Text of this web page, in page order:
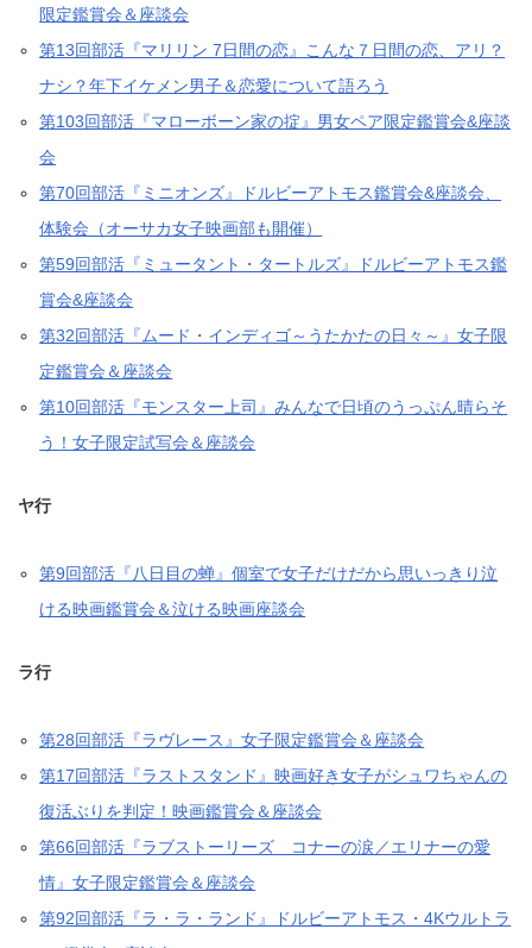
限定鑑賞会＆座談会
第13回部活『マリリン 7日間の恋』こんな７日間の恋、アリ？
ナシ？年下イケメン男子＆恋愛について語ろう
第103回部活『マローボーン家の掟』男女ペア限定鑑賞会&座談
会
第70回部活『ミニオンズ』ドルビーアトモス鑑賞会&座談会、
体験会（オーサカ女子映画部も開催）
第59回部活『ミュータント・タートルズ』ドルビーアトモス鑑
賞会&座談会
第32回部活『ムード・インディゴ～うたかたの日々～』女子限
定鑑賞会＆座談会
第10回部活『モンスター上司』みんなで日頃のうっぷん晴らそ
う！女子限定試写会＆座談会
ヤ行
第9回部活『八日目の蝉』個室で女子だけだから思いっきり泣
ける映画鑑賞会＆泣ける映画座談会
ラ行
第28回部活『ラヴレース』女子限定鑑賞会＆座談会
第17回部活『ラストスタンド』映画好き女子がシュワちゃんの
復活ぶりを判定！映画鑑賞会＆座談会
第66回部活『ラブストーリーズ コナーの涙／エリナーの愛
情』女子限定鑑賞会＆座談会
第92回部活『ラ・ラ・ランド』ドルビーアトモス・4Kウルトラ